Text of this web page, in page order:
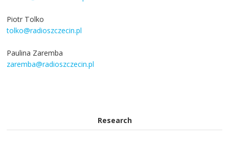
Piotr Tolko
tolko@radioszczecin.pl
Paulina Zaremba
zaremba@radioszczecin.pl
Research